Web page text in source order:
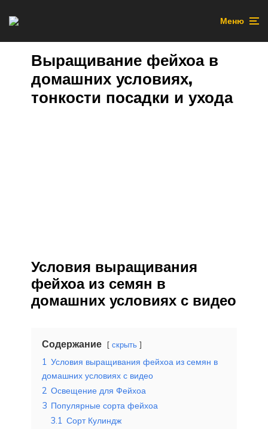
Меню
Выращивание фейхоа в
домашних условиях,
тонкости посадки и ухода
Условия выращивания
фейхоа из семян в
домашних условиях с видео
Содержание скрыть
1 Условия выращивания фейхоа из семян в
домашних условиях с видео
2 Освещение для Фейхоа
3 Популярные сорта фейхоа
3.1 Сорт Кулиндж